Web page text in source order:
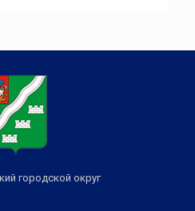
городской округ